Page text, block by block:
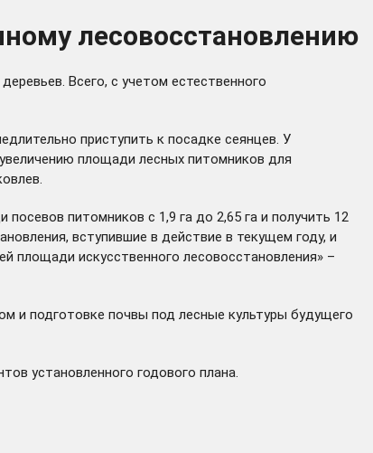
лесовосстановлению
Всего, с учетом естественного
приступить к посадке сеянцев. У
площади лесных питомников для
питомников с 1,9 га до 2,65 га и получить 12
вступившие в действие в текущем году, и
площади искусственного лесовосстановления» –
и подготовке почвы под лесные культуры будущего
установленного годового плана.